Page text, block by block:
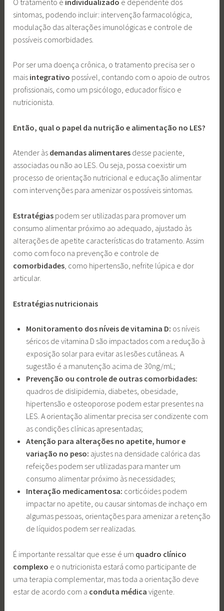
sintomas, podendo incluir: intervenção farmacológica,
modulação das alterações imunológicas e controle de
possíveis comorbidades.
Por ser uma doença crônica, o tratamento precisa ser o
mais integrativo possível, contando com o apoio de outros
profissionais, como um psicólogo, educador físico e
nutricionista.
Então, qual o papel da nutrição e alimentação no LES?
Atender às demandas alimentares desse paciente,
associadas ou não ao LES. Ou seja, possa coexistir um
processo de orientação nutricional e educação alimentar
com intervenções para amenizar os possíveis sintomas.
Estratégias podem ser utilizadas para promover um
consumo alimentar próximo ao adequado, ajustado às
alterações de apetite características do tratamento. Assim
como com foco na prevenção e controle de
comorbidades, como hipertensão, nefrite lúpica e dor
articular.
Estratégias nutricionais
Monitoramento dos níveis de vitamina D: os níveis
séricos de vitamina D são impactados com a redução à
exposição solar para evitar as lesões cutâneas. A
sugestão é a manutenção acima de 30ng/mL;
Prevenção ou controle de outras comorbidades:
quadros de dislipidemia, diabetes, obesidade,
hipertensão e osteoporose podem estar presentes na
LES. A orientação alimentar precisa ser condizente com
as condições clínicas apresentadas;
Atenção para alterações no apetite, humor e
variação no peso: ajustes na densidade calórica das
refeições podem ser utilizadas para manter um
consumo alimentar próximo às necessidades;
Interação medicamentosa: corticóides podem
impactar no apetite, ou causar sintomas de inchaço em
algumas pessoas, orientações para amenizar a retenção
de líquidos podem ser realizadas.
É importante ressaltar que esse é um quadro clínico
complexo e o nutricionista estará como participante de
uma terapia complementar, mas toda a orientação deve
estar de acordo com a conduta médica vigente.